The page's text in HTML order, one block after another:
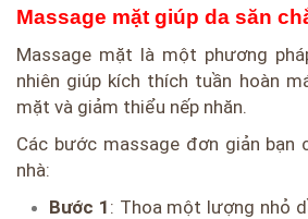
Massage mặt giúp da săn
Massage mặt là một phương
nhiên giúp kích thích tuần hoàn
mặt và giảm thiểu nếp nhăn.
Các bước massage đơn giản
nhà:
Bước 1 : Thoa một lượng nhỏ